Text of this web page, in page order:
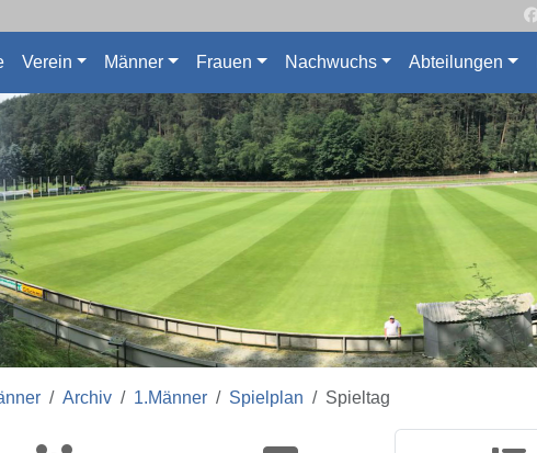
Verein Männer Frauen Nachwuchs Abteilungen
Archiv 1.Männer Spielplan Spieltag